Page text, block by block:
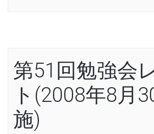
第51回勉強会
ト(2008年8月
施)